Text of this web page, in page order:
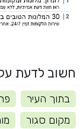
חשוב לדעת
בתוך העיר
מקום סגור